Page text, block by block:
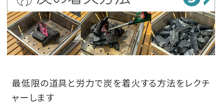
最低限の道具と労力で炭を着火する方法をレクチ
ャーします